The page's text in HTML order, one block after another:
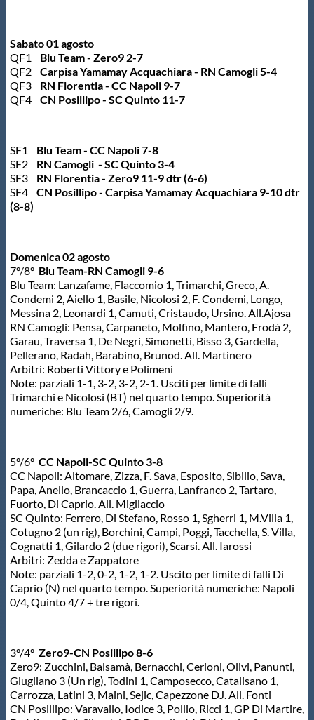
Sabato 01 agosto
QF1 Blu Team - Zero9 2-7
QF2 Carpisa Yamamay Acquachiara - RN Camogli 5-4
QF3 RN Florentia - CC Napoli 9-7
QF4 CN Posillipo - SC Quinto 11-7
SF1
Blu Team - CC Napoli 7-8
SF2
RN Camogli - SC Quinto 3-4
SF3
RN Florentia - Zero9 11-9 dtr (6-6)
SF4 CN Posillipo - Carpisa Yamamay Acquachiara 9-10 dtr
(8-8)
Domenica 02 agosto
7°/8° Blu Team-RN Camogli 9-6
Blu Team: Lanzafame, Flaccomio 1, Trimarchi, Greco, A.
Condemi 2, Aiello 1, Basile, Nicolosi 2, F. Condemi, Longo,
Messina 2, Leonardi 1, Camuti, Cristaudo, Ursino. All.Ajosa
RN Camogli: Pensa, Carpaneto, Molfino, Mantero, Frodà 2,
Garau, Traversa 1, De Negri, Simonetti, Bisso 3, Gardella,
Pellerano, Radah, Barabino, Brunod. All. Martinero
Arbitri: Roberti Vittory e Polimeni
Note: parziali 1-1, 3-2, 3-2, 2-1. Usciti per limite di falli
Trimarchi e Nicolosi (BT) nel quarto tempo. Superiorità
numeriche: Blu Team 2/6, Camogli 2/9.
5°/6° CC Napoli-SC Quinto 3-8
CC Napoli: Altomare, Zizza, F. Sava, Esposito, Sibilio, Sava,
Papa, Anello, Brancaccio 1, Guerra, Lanfranco 2, Tartaro,
Fuorto, Di Caprio. All. Migliaccio
SC Quinto: Ferrero, Di Stefano, Rosso 1, Sgherri 1, M.Villa 1,
Cotugno 2 (un rig), Borchini, Campi, Poggi, Tacchella, S. Villa,
Cognatti 1, Gilardo 2 (due rigori), Scarsi. All. Iarossi
Arbitri: Zedda e Zappatore
Note: parziali 1-2, 0-2, 1-2, 1-2. Uscito per limite di falli Di
Caprio (N) nel quarto tempo. Superiorità numeriche: Napoli
0/4, Quinto 4/7 + tre rigori.
3°/4° Zero9-CN Posillipo 8-6
Zero9: Zucchini, Balsamà, Bernacchi, Cerioni, Olivi, Panunti,
Giugliano 3 (Un rig), Todini 1, Camposecco, Catalisano 1,
Carrozza, Latini 3, Maini, Sejic, Capezzone DJ. All. Fonti
CN Posillipo: Varavallo, Iodice 3, Pollio, Ricci 1, GP Di Martire,